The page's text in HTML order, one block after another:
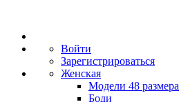
Войти
Зарегистрироваться
Женская
Модели 48 размера
Боди